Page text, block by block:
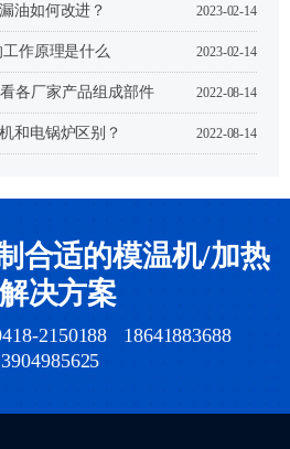
油如何改进？ 2023-02-14
作原理是什么 2023-02-14
各厂家产品组成部件
2022-08-14
和电锅炉区别？ 2022-08-14
合适的模温机/加热
决方案
2150188 18641883688